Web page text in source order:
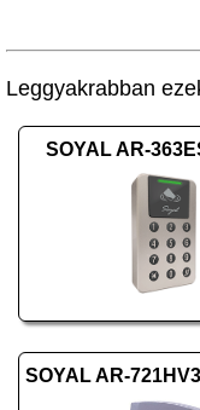
Leggyakrabban
SOYAL AR-